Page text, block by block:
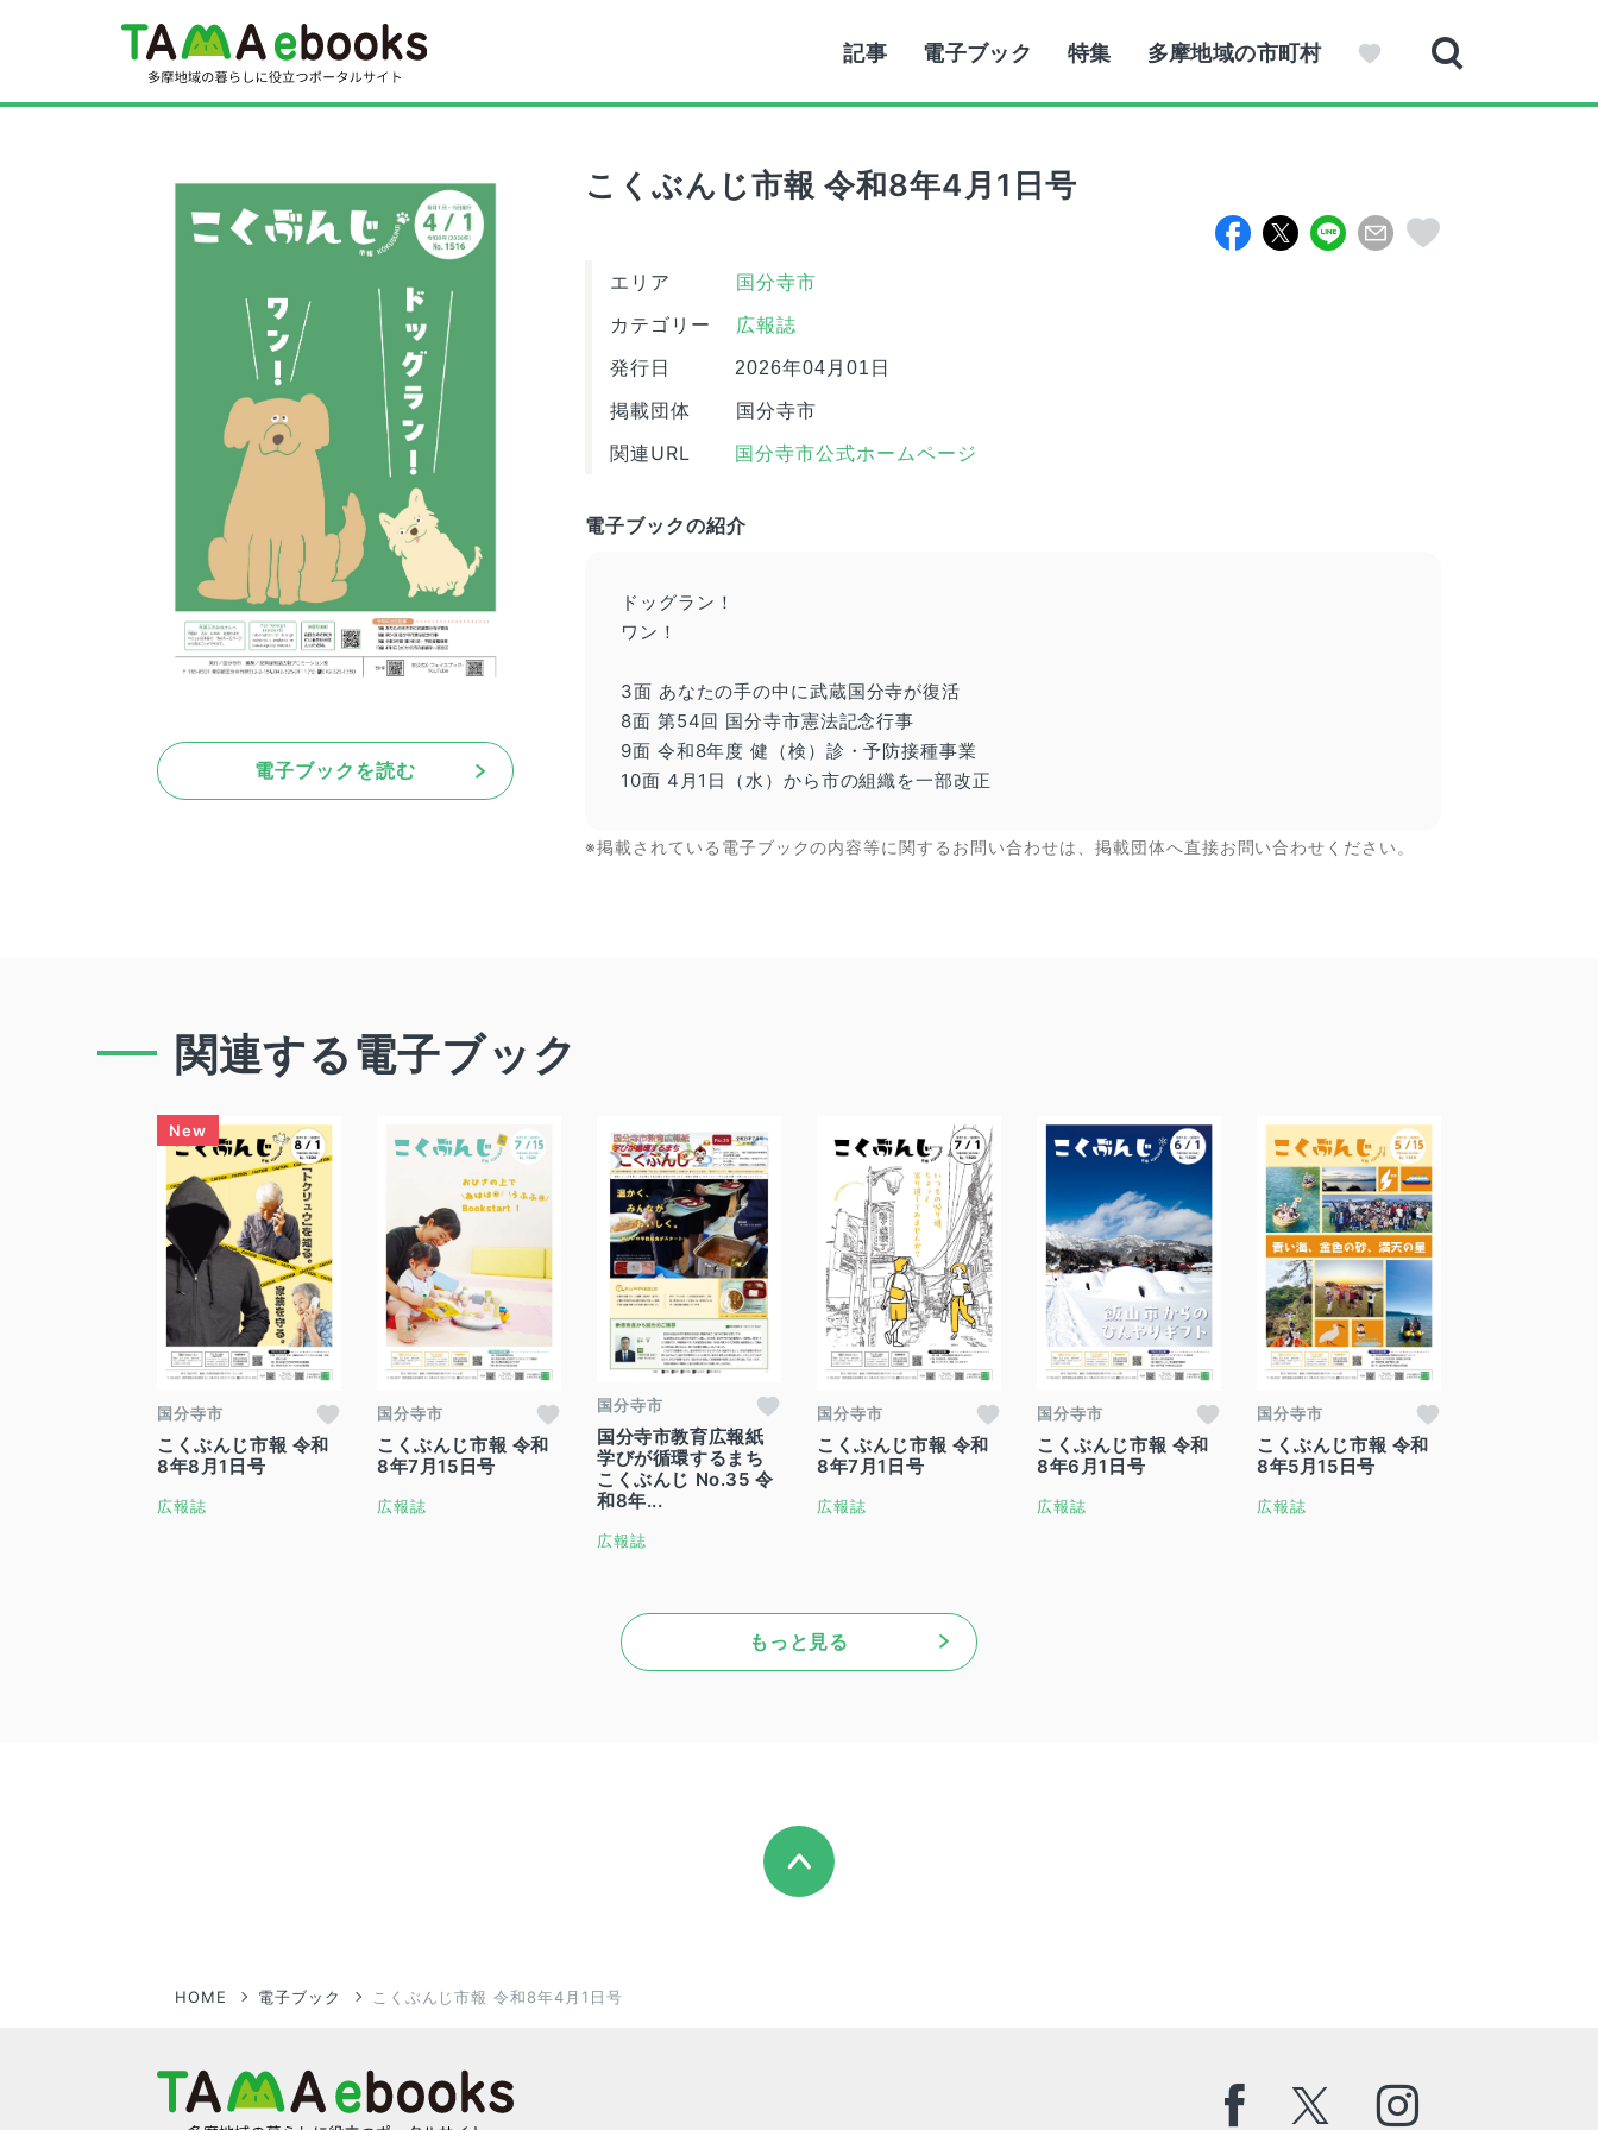
記事 電子ブック 特集 多摩地域の市町村
電子ブックを読む
こくぶんじ市報 令和8年4月1日号
エリア 国分寺市
カテゴリー 広報誌
発行日 2026年04月01日
掲載団体 国分寺市
関連URL 国分寺市公式ホームページ
電子ブックの紹介
ドッグラン！
ワン！
3面 あなたの手の中に武蔵国分寺が復活
8面 第54回 国分寺市憲法記念行事
9面 令和8年度 健（検）診・予防接種事業
10面 4月1日（水）から市の組織を一部改正
※掲載されている電子ブックの内容等に関するお問い合わせは、掲載団体へ直接お問い合わせください。
関連する電子ブック
国分寺市
こくぶんじ市報 令和
8年8月1日号
広報誌
国分寺市
こくぶんじ市報 令和
8年7月15日号
広報誌
国分寺市
国分寺市教育広報紙
学びが循環するまち
こくぶんじ No.35 令
和8年...
広報誌
国分寺市
こくぶんじ市報 令和
8年7月1日号
広報誌
国分寺市
こくぶんじ市報 令和
8年6月1日号
広報誌
国分寺市
こくぶんじ市報 令和
8年5月15日号
広報誌
もっと見る
HOME 電子ブック こくぶんじ市報 令和8年4月1日号